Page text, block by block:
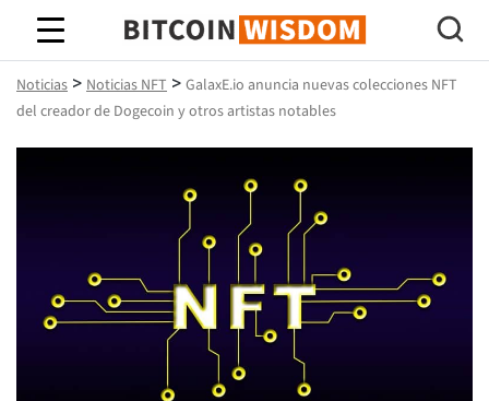
Sabiduría de Bitcoin
Noticias > Noticias NFT > GalaxE.io anuncia nuevas colecciones NFT
del creador de Dogecoin y otros artistas notables